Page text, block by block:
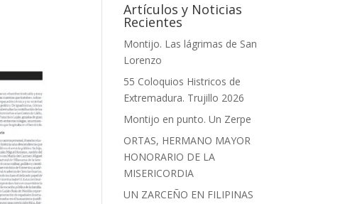
Artículos y Noticias
Recientes
Montijo. Las lágrimas de San
Lorenzo
55 Coloquios Histricos de
Extremadura. Trujillo 2026
Montijo en punto. Un Zerpe
ORTAS, HERMANO MAYOR
HONORARIO DE LA
MISERICORDIA
UN ZARCEÑO EN FILIPINAS